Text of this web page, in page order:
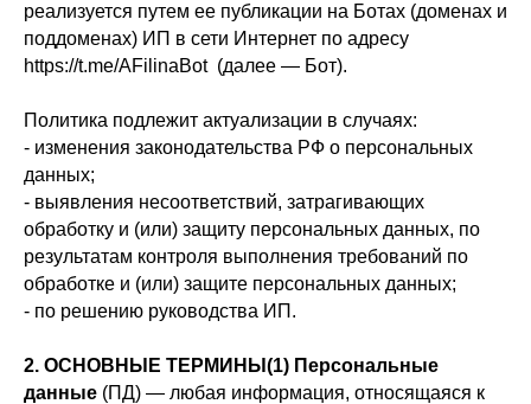
реализуется путем ее публикации на Ботах (доменах и
поддоменах) ИП в сети Интернет по адресу
https://t.me/AFilinaBot (далее — Бот).
Политика подлежит актуализации в случаях:
- изменения законодательства РФ о персональных
данных;
- выявления несоответствий, затрагивающих
обработку и (или) защиту персональных данных, по
результатам контроля выполнения требований по
обработке и (или) защите персональных данных;
- по решению руководства ИП.
2. ОСНОВНЫЕ ТЕРМИНЫ(1) Персональные
данные (ПД) — любая информация, относящаяся к